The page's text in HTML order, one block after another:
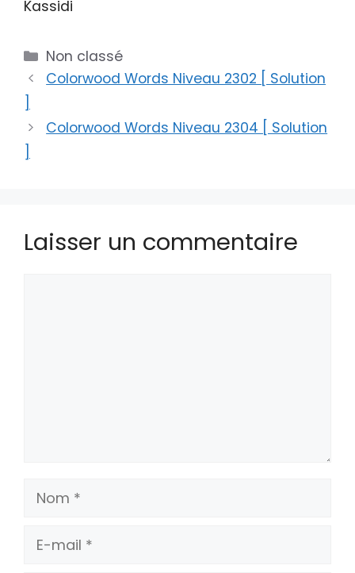
Kassidi
Catégories
Non classé
Colorwood Words Niveau 2302 [ Solution
Colorwood Words Niveau 2304 [ Solution
Laisser un commentaire
Nom
E-